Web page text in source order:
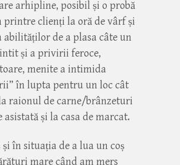
arhipline, posibil și o probă
printre clienți la oră de vârf și
abilităților de a plasa câte un
și a privirii feroce,
menite a intimida
în lupta pentru un loc cât
raionul de carne/brânzeturi
asistată și la casa de marcat.
și în situația de a lua un coș
mare când am mers